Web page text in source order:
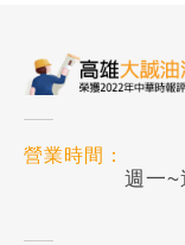
營業時間：
週一